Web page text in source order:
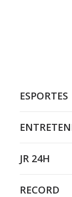
ESPORTES
JR 24H
RECORD